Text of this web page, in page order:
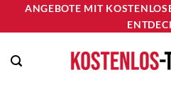
Zum
Inhalt
springen
ANGEBOTE MIT